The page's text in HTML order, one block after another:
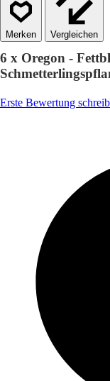
Vergleichen
6 x Oregon -
Erste Bewertung